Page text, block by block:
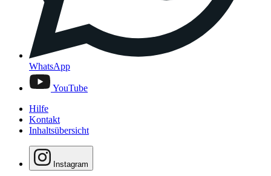
WhatsApp
YouTube
Hilfe
Kontakt
Inhaltsübersicht
Instagram